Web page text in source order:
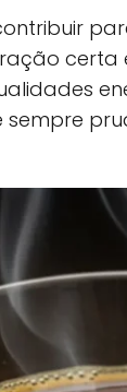
sempre